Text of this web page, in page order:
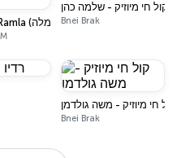
Radio Kol Ramla (רדיו קול רמלה)
קול חי מיוזיק - שלמה כהן
Bnei Brak
קול חי מיוזיק - משה גולדמן
Bnei Brak